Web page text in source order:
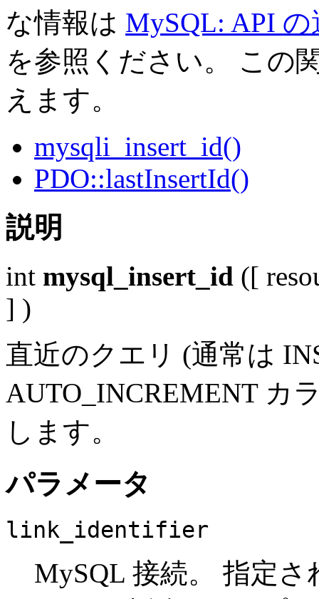
な情報は MySQL: API の
を参照ください。 この
えます。
mysqli_insert_id()
PDO::lastInsertId()
説明
int mysql_insert_id ([
] )
直近のクエリ (通常は
AUTO_INCREMENT カ
します。
パラメータ
link_identifier
MySQL 接続。 指定さ